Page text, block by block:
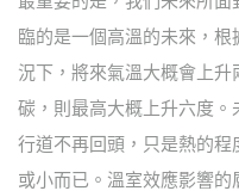
臨的是一個高溫的未來，
況下，將來氣溫大概會上
碳，則最高大概上升六度。
行道不再回頭，只是熱的
或小而已。溫室效應影響